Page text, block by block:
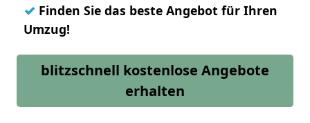
✓ Finden Sie das beste Angebot für Ihren
Umzug!
blitzschnell kostenlose Angebote
erhalten